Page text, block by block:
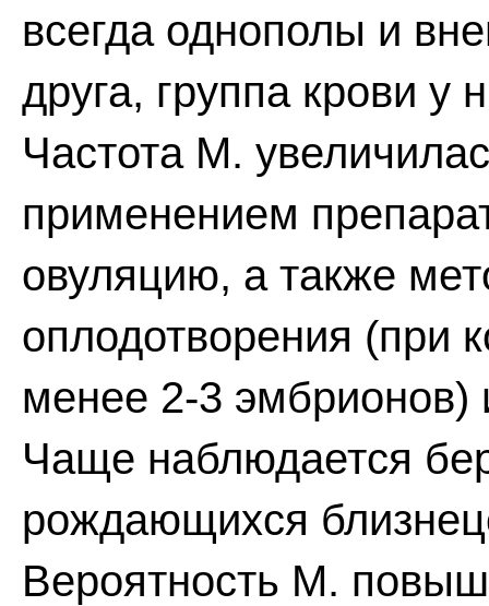
всегда однополы и
друга, группа крови у
Частота М.
применением
овуляцию, а также
оплодотворения (при
менее 2-3 эмбрионов)
Чаще наблюдается
рождающихся
Вероятность М.